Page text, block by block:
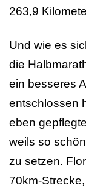
263,9
Und wie es
die
ein besseres
entschlossen
eben
weils so
zu setzen.
70km-